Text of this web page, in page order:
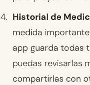
Historial de
medida
app guarda todas
puedas revisarlas
compartirlas con